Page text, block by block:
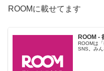
ROOMに載せてます
ROOM -
ROOMは
SNS。み